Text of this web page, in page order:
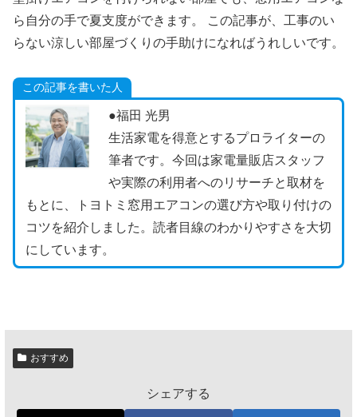
ら自分の手で夏支度ができます。 この記事が、工事のい
らない涼しい部屋づくりの手助けになればうれしいです。
この記事を書いた人
●福田 光男
生活家電を得意とするプロライターの
筆者です。今回は家電量販店スタッフ
や実際の利用者へのリサーチと取材を
もとに、トヨトミ窓用エアコンの選び方や取り付けの
コツを紹介しました。読者目線のわかりやすさを大切
にしています。
おすすめ
シェアする